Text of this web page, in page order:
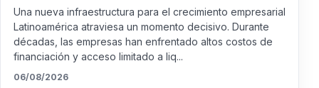
Una nueva infraestructura para el crecimiento empresarial
Latinoamérica atraviesa un momento decisivo. Durante
décadas, las empresas han enfrentado altos costos de
financiación y acceso limitado a liq...
06/08/2026